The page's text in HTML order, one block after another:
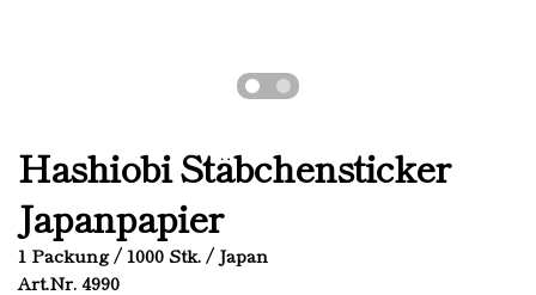
Hashiobi Stäbchensticker
Japanpapier
1 Packung / 1000 Stk. / Japan
Art.Nr. 4990